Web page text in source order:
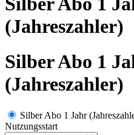
(Jahreszahler)
Silber Abo 1
(Jahreszahler)
Silber Abo 1 Jahr
Nutzungsstart